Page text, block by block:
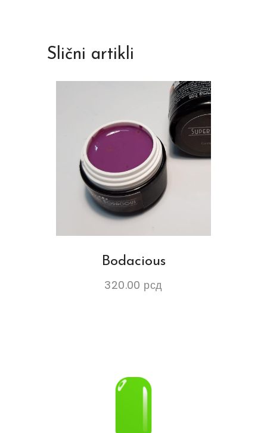
Slični artikli
Bodacious
320.00 рсд